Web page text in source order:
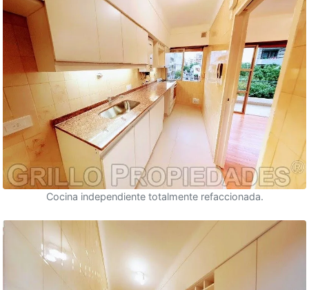
Cocina independiente totalmente refaccionada.